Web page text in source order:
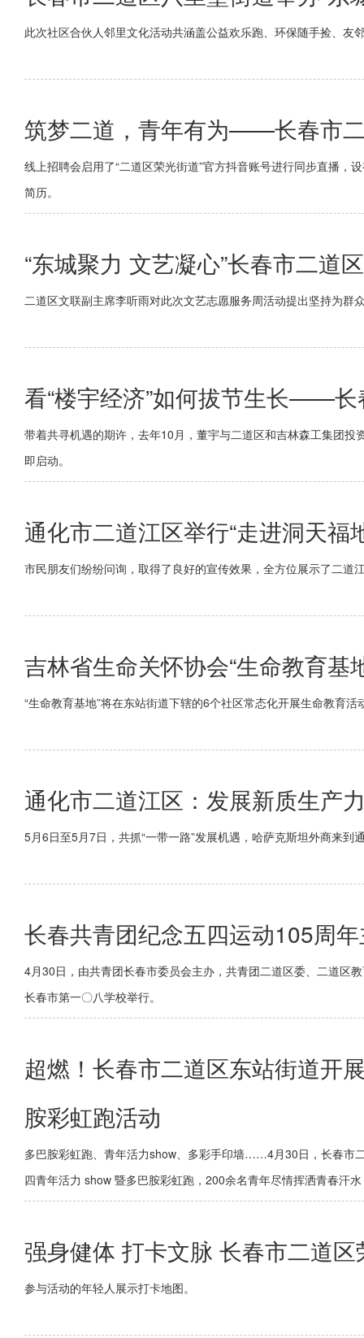
此次社区合伙人邻里文化活动共涵盖公益欢乐跑、环保随手捡、友
筑梦二道，青年有为——长春市
线上招聘会启用了“二道区荣光街道”官方抖音账号进行同步直播，
简历。
“东城聚力 文艺凝心”长春市二道
二道区文联副主席李听雨对此次文艺志愿服务周活动提出坚持为
看“楼宇经济”如何拔节生长——长
带着共寻机遇的期许，去年10月，董宇与二道区和吉林森工集团
即启动。
通化市二道江区举行“走进洞天
市民朋友们纷纷问询，取得了良好的宣传效果，全方位展示了二道
吉林省生命关怀协会“生命教育基
“生命教育基地”将在东站街道下辖的6个社区常态化开展生命教育活
通化市二道江区：发展新质生产
5月6日至5月7日，共抓“一带一路”发展机遇，哈萨克斯坦外商来
长春共青团纪念五四运动105周
4月30日，由共青团长春市委员会主办，共青团二道区委、二道区
长春市第一〇八学校举行。
超燃！长春市二道区东站街道开
胺彩虹跑活动
多巴胺彩虹跑、青年活力show、多彩手印墙……4月30日，长春市
四青年活力 show 暨多巴胺彩虹跑，200余名青年尽情挥洒青春汗
强身健体 打卡文脉 长春市二道
参与活动的年轻人展示打卡地图。